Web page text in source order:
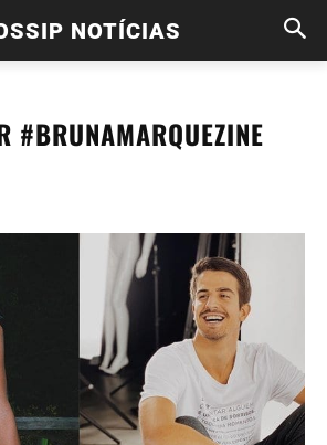
NOTÍCIAS
#BRUNAMARQUEZINE